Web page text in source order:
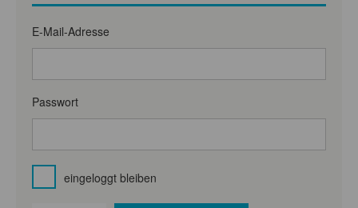
E-Mail-Adresse
Passwort
eingeloggt bleiben